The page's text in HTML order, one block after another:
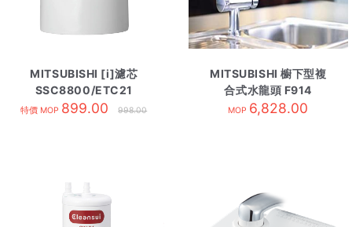
MITSUBISHI [i]濾芯
SSC8800/ETC21
特價 MOP 899.00 998.00
MITSUBISHI 櫥下型複
合式水龍頭 F914
MOP 6,828.00